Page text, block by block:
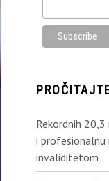
Rekordnih
i profesionalnu
invaliditetom